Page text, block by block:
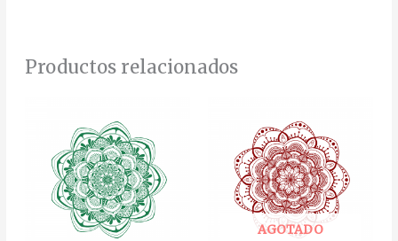
Productos relacionados
AGOTADO